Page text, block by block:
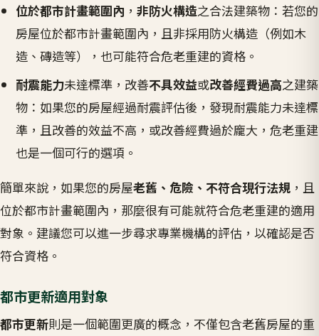
位於都市計畫範圍內 ，非防火構造之合法建築物：若您的
房屋位於都市計畫範圍內，且非採用防火構造（例如木
造、磚造等），也可能符合危老重建的資格。
耐震能力未達標準，改善不具效益或改善經費過高之建築
物：如果您的房屋經過耐震評估後，發現耐震能力未達標
準，且改善的效益不高，或改善經費過於龐大，危老重建
也是一個可行的選項。
簡單來說，如果您的房屋老舊、危險、不符合現行法規 ，且
位於都市計畫範圍內，那麼很有可能就符合危老重建的適用
對象。建議您可以進一步尋求專業機構的評估，以確認是否
符合資格。
都市更新適用對象
都市更新則是一個範圍更廣的概念，不僅包含老舊房屋的重